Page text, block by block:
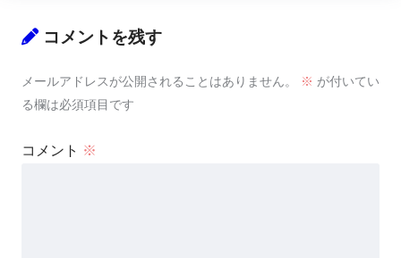
コメントを残す
メールアドレスが公開されることはありません。 ※ が付いてい
る欄は必須項目です
コメント ※